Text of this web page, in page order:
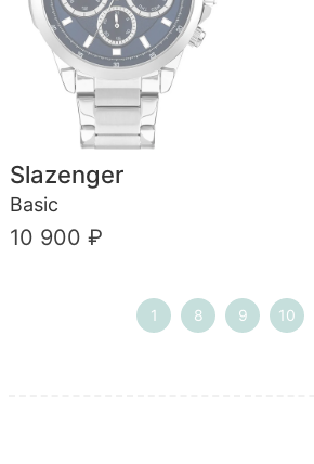
Slazenger
Basic
10 900 ₽
1 8 9 10